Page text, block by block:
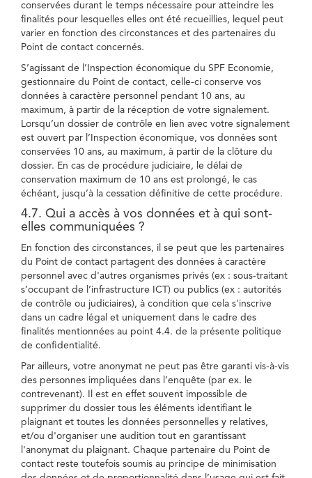
conservées durant le temps nécessaire pour atteindre les
finalités pour lesquelles elles ont été recueillies, lequel peut
varier en fonction des circonstances et des partenaires du
Point de contact concernés.
S’agissant de l’Inspection économique du SPF Economie,
gestionnaire du Point de contact, celle-ci conserve vos
données à caractère personnel pendant 10 ans, au
maximum, à partir de la réception de votre signalement.
Lorsqu’un dossier de contrôle en lien avec votre signalement
est ouvert par l’Inspection économique, vos données sont
conservées 10 ans, au maximum, à partir de la clôture du
dossier. En cas de procédure judiciaire, le délai de
conservation maximum de 10 ans est prolongé, le cas
échéant, jusqu’à la cessation définitive de cette procédure.
4.7. Qui a accès à vos données et à qui sont-
elles communiquées ?
En fonction des circonstances, il se peut que les partenaires
du Point de contact partagent des données à caractère
personnel avec d'autres organismes privés (ex : sous-traitant
s’occupant de l’infrastructure ICT) ou publics (ex : autorités
de contrôle ou judiciaires), à condition que cela s'inscrive
dans un cadre légal et uniquement dans le cadre des
finalités mentionnées au point 4.4. de la présente politique
de confidentialité.
Par ailleurs, votre anonymat ne peut pas être garanti vis-à-vis
des personnes impliquées dans l’enquête (par ex. le
contrevenant). Il est en effet souvent impossible de
supprimer du dossier tous les éléments identifiant le
plaignant et toutes les données personnelles y relatives,
et/ou d'organiser une audition tout en garantissant
l'anonymat du plaignant. Chaque partenaire du Point de
contact reste toutefois soumis au principe de minimisation